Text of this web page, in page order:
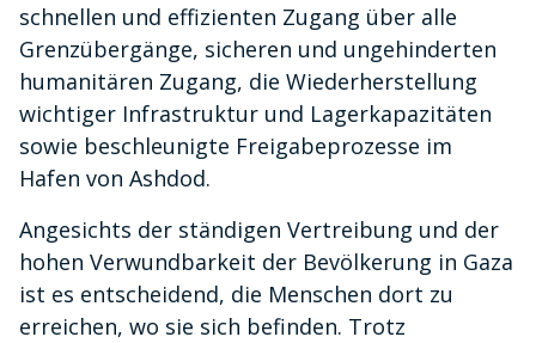
schnellen und effizienten Zugang über alle
Grenzübergänge, sicheren und ungehinderten
humanitären Zugang, die Wiederherstellung
wichtiger Infrastruktur und Lagerkapazitäten
sowie beschleunigte Freigabeprozesse im
Hafen von Ashdod.
Angesichts der ständigen Vertreibung und der
hohen Verwundbarkeit der Bevölkerung in Gaza
ist es entscheidend, die Menschen dort zu
erreichen, wo sie sich befinden. Trotz